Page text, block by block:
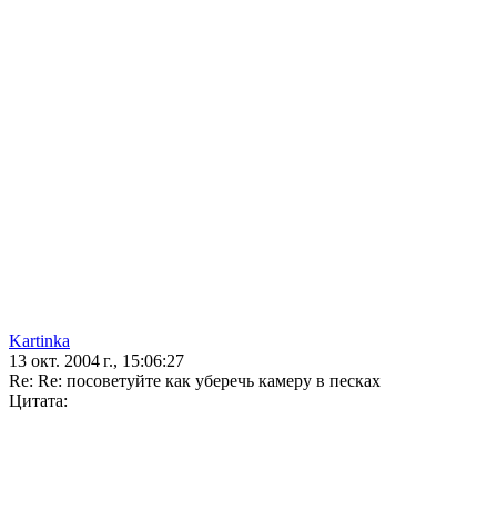
Kartinka
13 окт. 2004 г., 15:06:27
Re: Re: посоветуйте как уберечь камеру в песках
Цитата: